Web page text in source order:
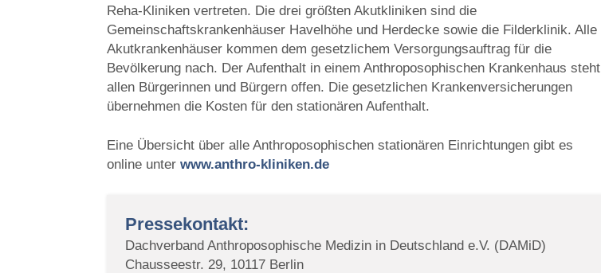
Reha-Kliniken vertreten. Die drei größten Akutkliniken sind die
Gemeinschaftskrankenhäuser Havelhöhe und Herdecke sowie die Filderklinik. Alle
Akutkrankenhäuser kommen dem gesetzlichem Versorgungsauftrag für die
Bevölkerung nach. Der Aufenthalt in einem Anthroposophischen Krankenhaus steht
allen Bürgerinnen und Bürgern offen. Die gesetzlichen Krankenversicherungen
übernehmen die Kosten für den stationären Aufenthalt.
Eine Übersicht über alle Anthroposophischen stationären Einrichtungen gibt es
online unterwww.anthro-kliniken.de
Pressekontakt:
Dachverband Anthroposophische Medizin in Deutschland e.V. (DAMiD)
Chausseestr. 29, 10117 Berlin